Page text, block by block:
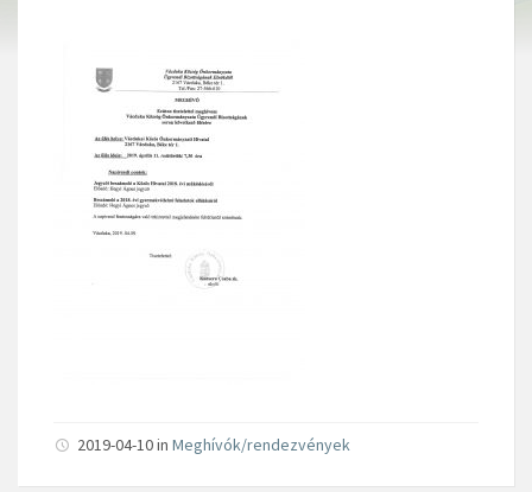
2019-04-10 in Meghívók/rendezvények